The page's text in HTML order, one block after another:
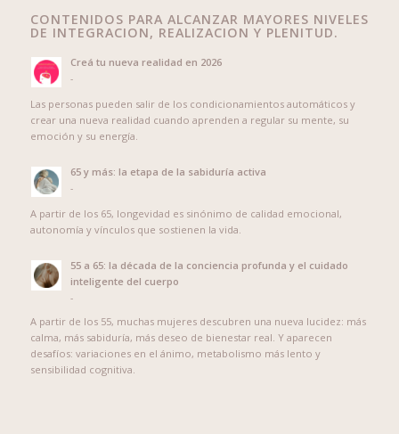
CONTENIDOS PARA ALCANZAR MAYORES NIVELES
DE INTEGRACION, REALIZACION Y PLENITUD.
Creá tu nueva realidad en 2026
-
Las personas pueden salir de los condicionamientos automáticos y
crear una nueva realidad cuando aprenden a regular su mente, su
emoción y su energía.
65 y más: la etapa de la sabiduría activa
-
A partir de los 65, longevidad es sinónimo de calidad emocional,
autonomía y vínculos que sostienen la vida.
55 a 65: la década de la conciencia profunda y el cuidado
inteligente del cuerpo
-
A partir de los 55, muchas mujeres descubren una nueva lucidez: más
calma, más sabiduría, más deseo de bienestar real. Y aparecen
desafíos: variaciones en el ánimo, metabolismo más lento y
sensibilidad cognitiva.